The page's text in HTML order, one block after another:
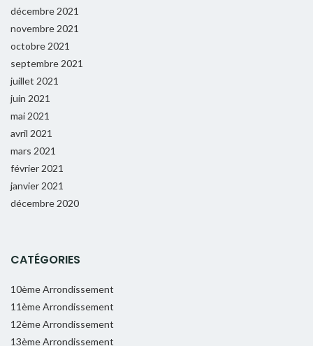
décembre 2021
novembre 2021
octobre 2021
septembre 2021
juillet 2021
juin 2021
mai 2021
avril 2021
mars 2021
février 2021
janvier 2021
décembre 2020
CATÉGORIES
10ème Arrondissement
11ème Arrondissement
12ème Arrondissement
13ème Arrondissement